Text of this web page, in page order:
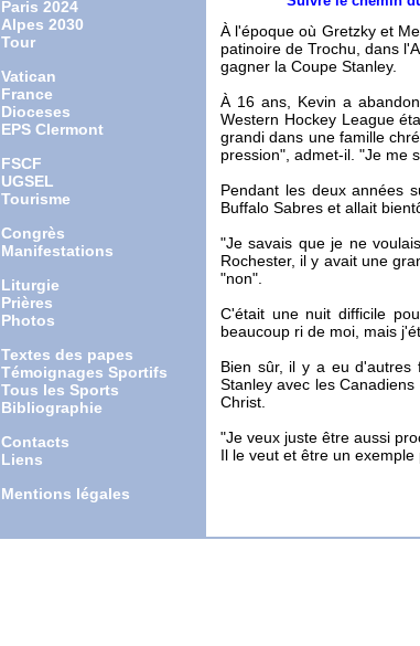
Paris 2024
Alpes 2030
Tour
Vatican
France
Dioceses
EPS Clermont
FSCF
UGSEL
Tourisme
Congrès
Manifestations
Liturgie
Prières
Photos
Textes des papes
Témoignages Sportifs
Tous les Sports
Bibliographie
Contacts
Liens
Mentions légales
À l'époque où Gretzky et
patinoire de Trochu, dans
gagner la Coupe Stanley.
À 16 ans, Kevin a
Western Hockey League
grandi dans une famille
pression", admet-il. "Je me
Pendant les deux années
Buffalo Sabres et allait
"Je savais que je ne
Rochester, il y avait une
"non".
C'était une nuit difficile
beaucoup ri de moi, mais
Bien sûr, il y a eu d'autres
Stanley avec les
Christ.
"Je veux juste être aussi
Il le veut et être un